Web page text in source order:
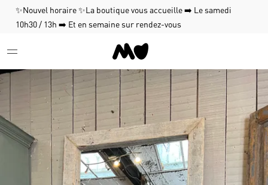
✨Nouvel horaire ✨La boutique vous accueille ➡️ Le samedi
10h30 / 13h ➡️ Et en semaine sur rendez-vous